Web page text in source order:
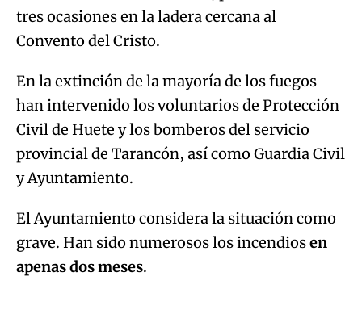
tres ocasiones en la ladera cercana al
Convento del Cristo.
En la extinción de la mayoría de los fuegos
han intervenido los voluntarios de Protección
Civil de Huete y los bomberos del servicio
provincial de Tarancón, así como Guardia Civil
y Ayuntamiento.
El Ayuntamiento considera la situación como
grave. Han sido numerosos los incendiosen
apenas dos meses.